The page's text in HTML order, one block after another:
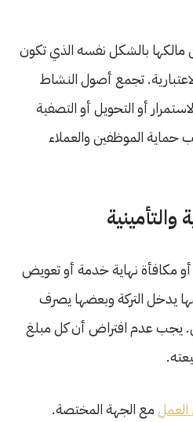
بالشكل نفسه الذي تكون
تجمع أصول النشاط
أو التحويل أو التصفية
الموظفين والعملاء
مكافأة نهاية خدمة أو تعويض
يدخل التركة وبعضها يصرف
عدم افتراض أن كل مبلغ
العملمع الجهة المختصة.